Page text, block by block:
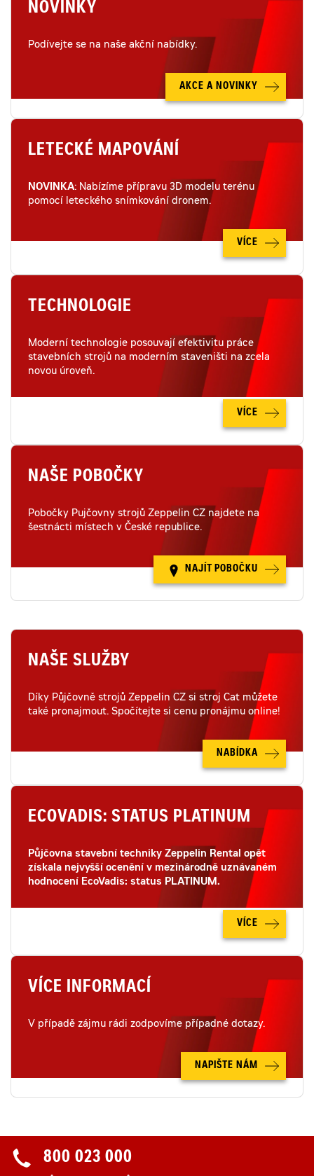
NOVINKY
Podívejte se na naše akční nabídky.
AKCE A NOVINKY
LETECKÉ MAPOVÁNÍ
NOVINKA: Nabízíme přípravu 3D modelu terénu
pomocí leteckého snímkování dronem.
VÍCE
TECHNOLOGIE
Moderní technologie posouvají efektivitu práce
stavebních strojů na moderním staveništi na zcela
novou úroveň.
VÍCE
NAŠE POBOČKY
Pobočky Pujčovny strojů Zeppelin CZ najdete na
šestnácti místech v České republice.
NAJÍT POBOČKU
NAŠE SLUŽBY
Díky Půjčovně strojů Zeppelin CZ si stroj Cat můžete
také pronajmout. Spočítejte si cenu pronájmu online!
NABÍDKA
ECOVADIS: STATUS PLATINUM
Půjčovna stavební techniky Zeppelin Rental opět
získala nejvyšší ocenění v mezinárodně uznávaném
hodnocení EcoVadis: status PLATINUM.
VÍCE
VÍCE INFORMACÍ
V případě zájmu rádi zodpovíme případné dotazy.
NAPIŠTE NÁM
800 023 000